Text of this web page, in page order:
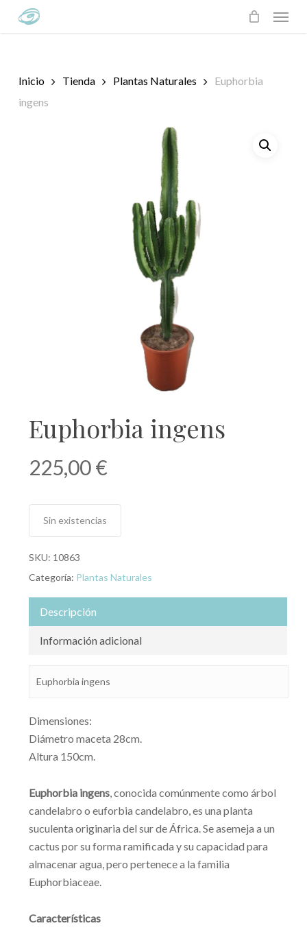
Menu
Inicio Tienda Plantas Naturales
Euphorbia
ingens
Euphorbia ingens
225,00€
Sin existencias
SKU: 10863
Categoría: Plantas Naturales
Descripción
Información adicional
Euphorbia ingens
Dimensiones:
Diámetro maceta 28cm.
Altura 150cm.
Euphorbia ingens, conocida comúnmente como árbol
candelabro o euforbia candelabro, es una planta
suculenta originaria del sur de África. Se asemeja a un
cactus por su forma ramificada y su capacidad para
almacenar agua, pero pertenece a la familia
Euphorbiaceae.
Características